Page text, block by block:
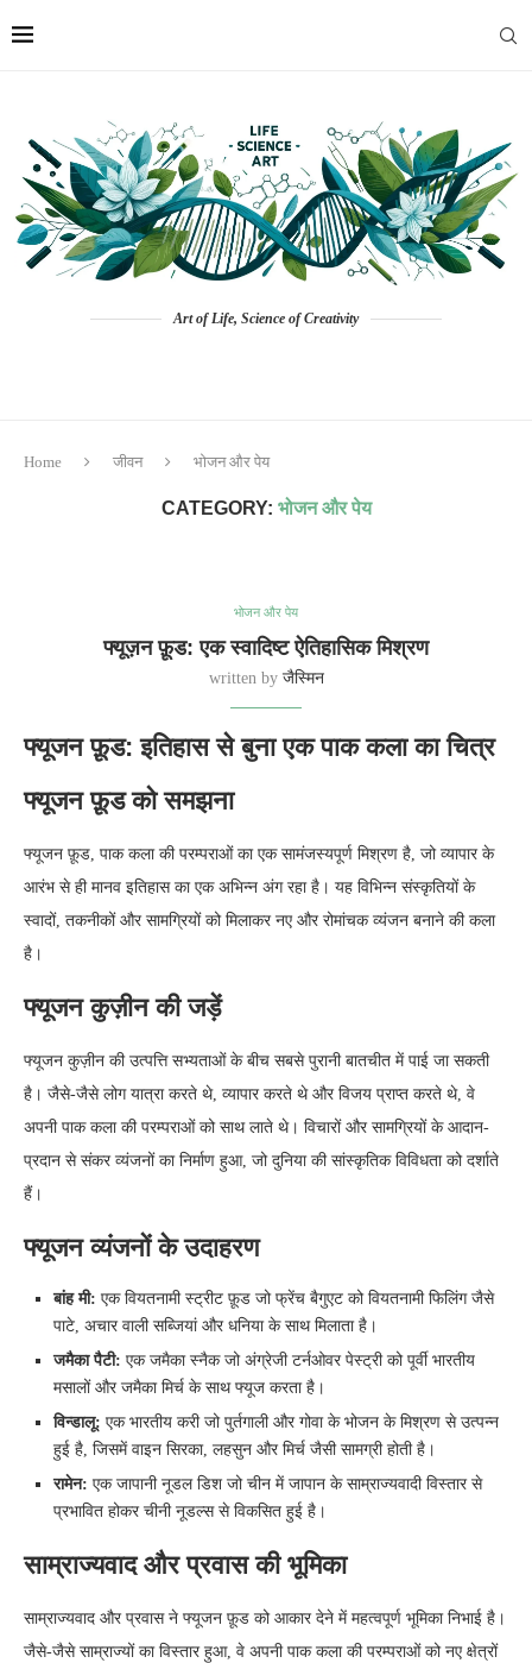
Art of Life, Science of Creativity
Home जीवन भोजन और पेय
CATEGORY: भोजन और पेय
भोजन और पेय
फ्यूज़न फ़ूड: एक स्वादिष्ट ऐतिहासिक मिश्रण
written by जैस्मिन
फ्यूजन फ़ूड: इतिहास से बुना एक पाक कला का चित्र
फ्यूजन फ़ूड को समझना
फ्यूजन फ़ूड, पाक कला की परम्पराओं का एक सामंजस्यपूर्ण मिश्रण है, जो व्यापार के
आरंभ से ही मानव इतिहास का एक अभिन्न अंग रहा है। यह विभिन्न संस्कृतियों के
स्वादों, तकनीकों और सामग्रियों को मिलाकर नए और रोमांचक व्यंजन बनाने की कला
है।
फ्यूजन कुज़ीन की जड़ें
फ्यूजन कुज़ीन की उत्पत्ति सभ्यताओं के बीच सबसे पुरानी बातचीत में पाई जा सकती
है। जैसे-जैसे लोग यात्रा करते थे, व्यापार करते थे और विजय प्राप्त करते थे, वे
अपनी पाक कला की परम्पराओं को साथ लाते थे। विचारों और सामग्रियों के आदान-
प्रदान से संकर व्यंजनों का निर्माण हुआ, जो दुनिया की सांस्कृतिक विविधता को दर्शाते
हैं।
फ्यूजन व्यंजनों के उदाहरण
बांह मी: एक वियतनामी स्ट्रीट फ़ूड जो फ्रेंच बैगुएट को वियतनामी फिलिंग जैसे
पाटे, अचार वाली सब्जियां और धनिया के साथ मिलाता है।
जमैका पैटी: एक जमैका स्नैक जो अंग्रेजी टर्नओवर पेस्ट्री को पूर्वी भारतीय
मसालों और जमैका मिर्च के साथ फ्यूज करता है।
विन्डालू: एक भारतीय करी जो पुर्तगाली और गोवा के भोजन के मिश्रण से उत्पन्न
हुई है, जिसमें वाइन सिरका, लहसुन और मिर्च जैसी सामग्री होती है।
रामेन: एक जापानी नूडल डिश जो चीन में जापान के साम्राज्यवादी विस्तार से
प्रभावित होकर चीनी नूडल्स से विकसित हुई है।
साम्राज्यवाद और प्रवास की भूमिका
साम्राज्यवाद और प्रवास ने फ्यूजन फ़ूड को आकार देने में महत्वपूर्ण भूमिका निभाई है।
जैसे-जैसे साम्राज्यों का विस्तार हुआ, वे अपनी पाक कला की परम्पराओं को नए क्षेत्रों